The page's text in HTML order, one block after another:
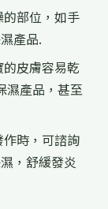
的部位，如手
產品.
的皮膚容易乾
濕產品，甚至
作時，可諮詢
，舒緩發炎